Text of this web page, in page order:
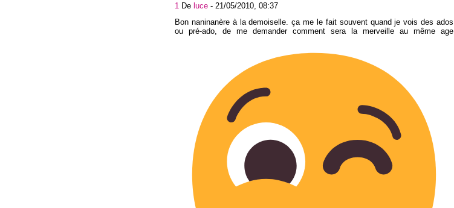
1 De luce - 21/05/2010, 08:37
Bon naninanère à la demoiselle. ça me le fait souvent quand je vois des ados
ou pré-ado, de me demander comment sera la merveille au même age